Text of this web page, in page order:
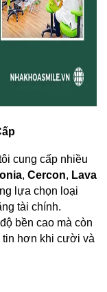
cung cấp nhiều
, Cercon, Lava
lựa chọn loại
tài chính.
bền cao mà còn
tin hơn khi cười và